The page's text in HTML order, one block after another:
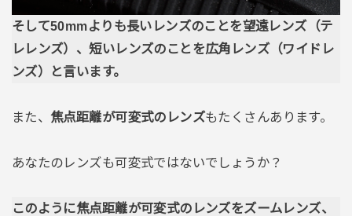
そして50mmよりも長いレンズのことを望遠レンズ（テ
レレンズ）、短いレンズのことを広角レンズ（ワイドレ
ンズ）と言います。
また、焦点距離が可変式のレンズもたくさんあります。
あなたのレンズも可変式ではないでしょうか？
このように焦点距離が可変式のレンズをズームレンズ、